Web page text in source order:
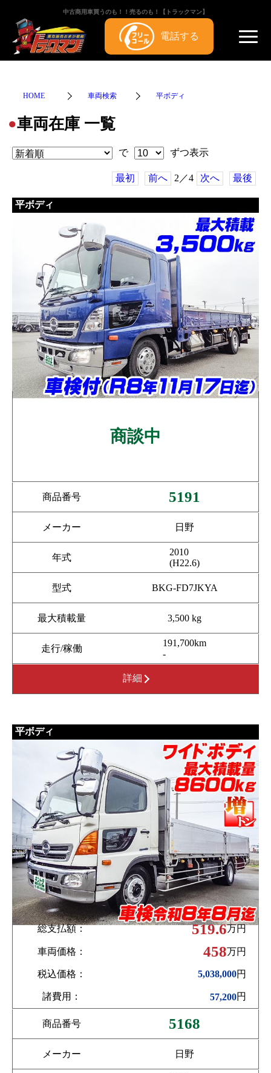
中古商用車買うのも！！売るのも！【トラックマン】
電話する
HOME 車両検索 平ボディ
●車両在庫 一覧
で ずつ表示
最初 前へ 2／4 次へ 最後
平ボディ
商談中
商品番号 5191
メーカー 日野
年式
2010
(H22.6)
型式 BKG-FD7JKYA
最大積載量 3,500 kg
走行/稼働
191,700km
-
詳細
平ボディ
総支払額： 519.6万円
車両価格： 458万円
税込価格： 5,038,000円
諸費用： 57,200円
商品番号 5168
メーカー 日野